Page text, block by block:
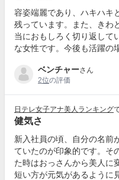
容姿端麗であり、ハキハキ
残っています。また、きわ
当におもしろく切り返して
な女性です。今後も活躍の
ベンチャーさん
2位の評価
日テレ女子アナ美人ランキング
健気さ
新入社員の頃、自分の名前
ていたのが印象的です。そ
た時はおっさんから美人に
短い方が元気があるように